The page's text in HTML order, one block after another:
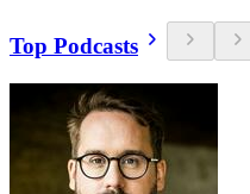
Top Podcasts